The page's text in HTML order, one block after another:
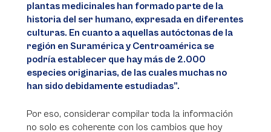
plantas medicinales han formado parte de la
historia del ser humano, expresada en diferentes
culturas. En cuanto a aquellas autóctonas de la
región en Suramérica y Centroamérica se
podría establecer que hay más de 2.000
especies originarias, de las cuales muchas no
han sido debidamente estudiadas”.
Por eso, considerar compilar toda la información
no solo es coherente con los cambios que hoy